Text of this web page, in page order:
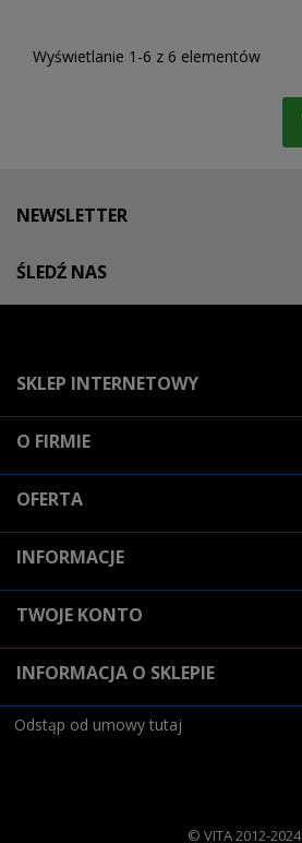
Wyświetlanie 1-6 z 6 elementów
NEWSLETTER
ŚLEDŹ NAS
SKLEP INTERNETOWY
O FIRMIE
OFERTA
INFORMACJE
TWOJE KONTO
INFORMACJA O SKLEPIE
Odstąp od umowy tutaj
© VITA 2012-2024